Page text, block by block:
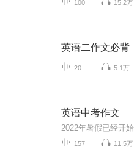
100 15.2万
英语二作文必背
20 5.1万
英语中考作文
157 11.5万